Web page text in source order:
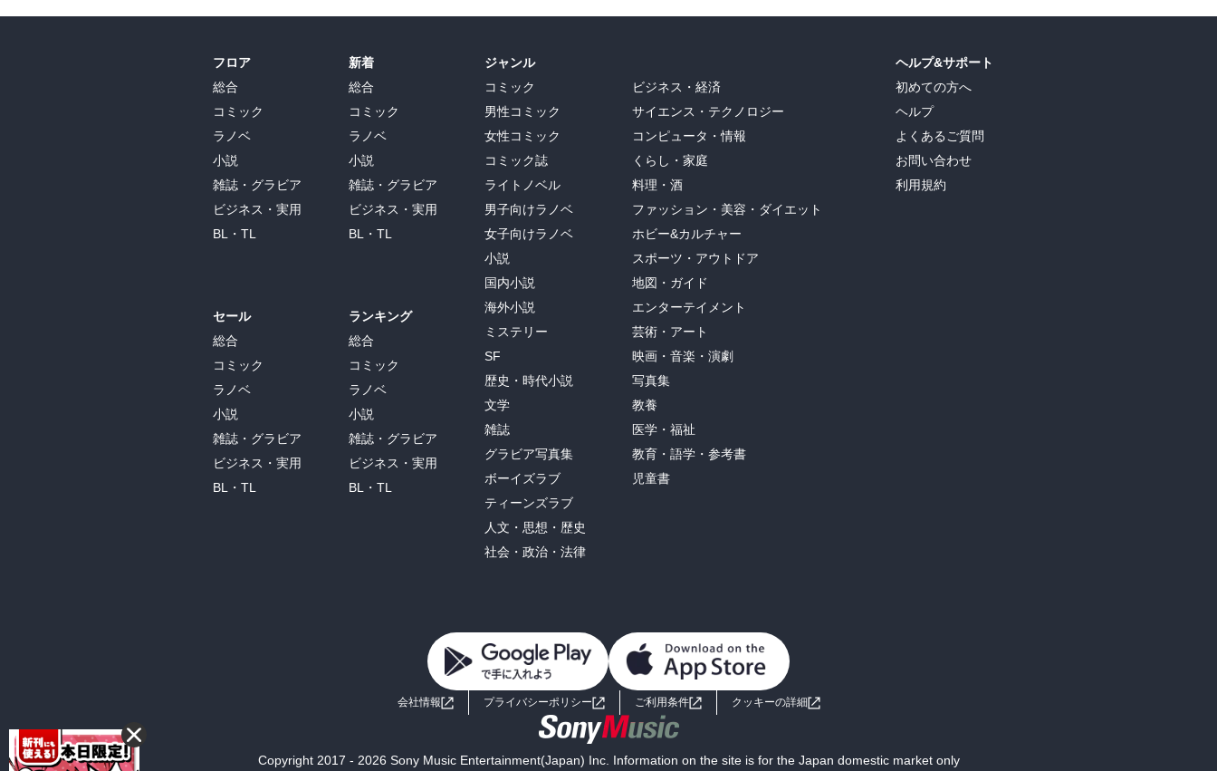
フロア
総合
コミック
ラノベ
小説
雑誌・グラビア
ビジネス・実用
BL・TL
セール
総合
コミック
ラノベ
小説
雑誌・グラビア
ビジネス・実用
BL・TL
新着
総合
コミック
ラノベ
小説
雑誌・グラビア
ビジネス・実用
BL・TL
ランキング
総合
コミック
ラノベ
小説
雑誌・グラビア
ビジネス・実用
BL・TL
ジャンル
コミック
男性コミック
女性コミック
コミック誌
ライトノベル
男子向けラノベ
女子向けラノベ
小説
国内小説
海外小説
ミステリー
SF
歴史・時代小説
文学
雑誌
グラビア写真集
ボーイズラブ
ティーンズラブ
人文・思想・歴史
社会・政治・法律
ビジネス・経済
サイエンス・テクノロジー
コンピュータ・情報
くらし・家庭
料理・酒
ファッション・美容・ダイエット
ホビー&カルチャー
スポーツ・アウトドア
地図・ガイド
エンターテイメント
芸術・アート
映画・音楽・演劇
写真集
教養
医学・福祉
教育・語学・参考書
児童書
ヘルプ&サポート
初めての方へ
ヘルプ
よくあるご質問
お問い合わせ
利用規約
会社情報 プライバシーポリシー ご利用条件 クッキーの詳細
Copyright 2017 - 2026 Sony Music Entertainment(Japan) Inc. Information on the site is for the Japan domestic market only